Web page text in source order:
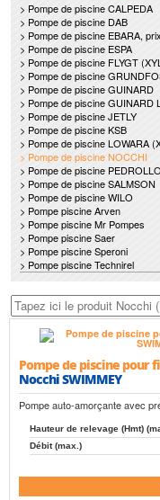
> Pompe de piscine CALPEDA
> Pompe de piscine DAB
> Pompe de piscine EBARA,
> Pompe de piscine ESPA
> Pompe de piscine FLYGT
> Pompe de piscine
> Pompe de piscine GUINARD
> Pompe de piscine GUINARD
> Pompe de piscine JETLY
> Pompe de piscine KSB
> Pompe de piscine LOWARA
> Pompe de piscine NOCCHI
> Pompe de piscine PEDROLLO
> Pompe de piscine SALMSON
> Pompe de piscine WILO
> Pompe piscine Arven
> Pompe piscine Mr Pompes
> Pompe piscine Saer
> Pompe piscine Speroni
> Pompe piscine Technirel
Pompe de piscine pour
Nocchi SWIMMEY
Pompe auto-amorçante avec
Hauteur de relevage (Hmt)
Débit (max.)